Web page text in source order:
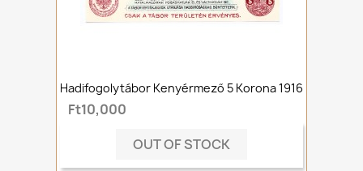
Hadifogolytábor Kenyérmező 5 Korona 1916
Ft10,000
OUT OF STOCK